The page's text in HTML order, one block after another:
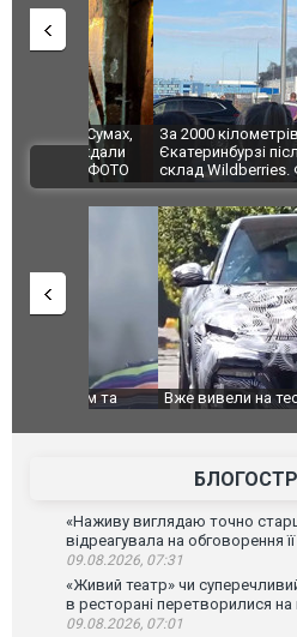
За 2000 кілометрів від
Єкатеринбурзі після атаки
склад Wildberries. ФОТО.
ВІДЕО
Вже вивели на тести:
«Наживу виглядаю точно
відреагувала на обговорення
09.08.2026, 07:31
«Живий театр» чи суперечливий
в ресторані перетворилися на
09.08.2026, 07:01